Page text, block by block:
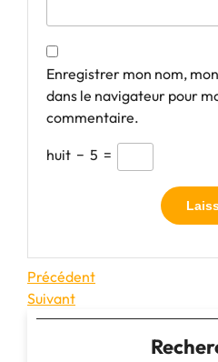
Enregistrer mon nom,
dans le navigateur pour
commentaire.
huit − 5 =
Navigation
de
Article
précédent
Précédent
Article
suivant
Suivant